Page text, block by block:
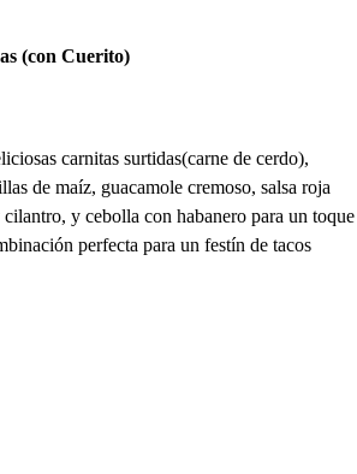
(con Cuerito)
carnitas surtidas(carne de cerdo),
de maíz, guacamole cremoso, salsa roja
y cebolla con habanero para un toque
perfecta para un festín de tacos